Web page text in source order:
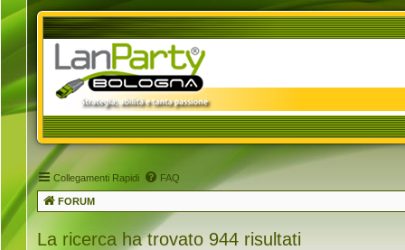
Collegamenti Rapidi FAQ
FORUM
La ricerca ha trovato 944 risultati